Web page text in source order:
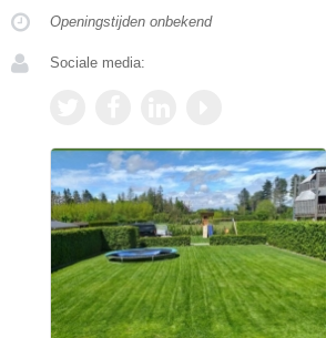
Openingstijden onbekend
Sociale media: